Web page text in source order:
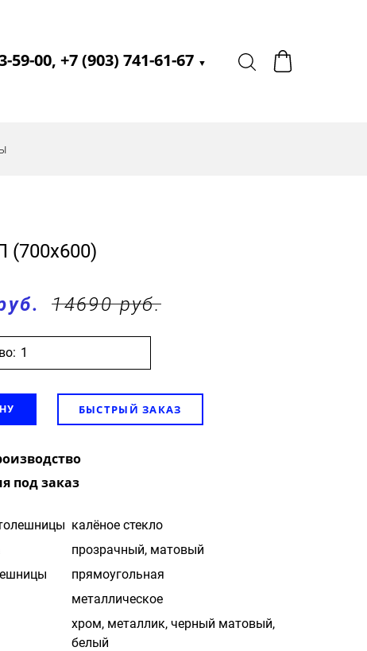
59-00, +7 (903) 741-61-67 ▼
(700х600)
14690 руб.
БЫСТРЫЙ ЗАКАЗ
под заказ
калёное стекло
прозрачный, матовый
прямоугольная
металлическое
хром, металлик, черный матовый,
белый